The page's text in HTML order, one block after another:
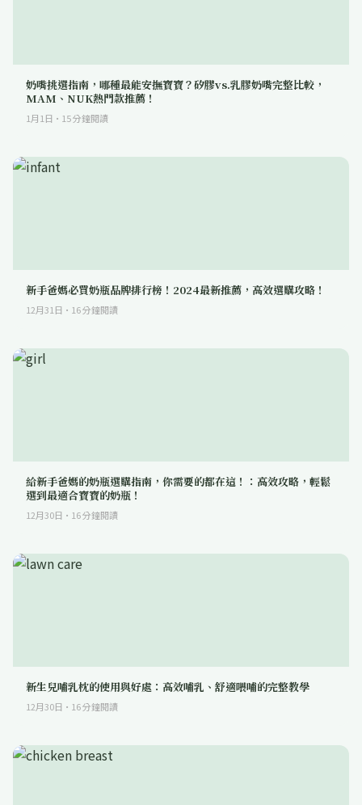
奶嘴挑選指南，哪種最能安撫寶寶？矽膠vs.乳膠奶嘴完整比較，
MAM、NUK熱門款推薦！
1月1日 · 15分鐘閱讀
新手爸媽必買奶瓶品牌排行榜！2024最新推薦，高效選購攻略！
12月31日 · 16分鐘閱讀
給新手爸媽的奶瓶選購指南，你需要的都在這！：高效攻略，輕鬆
選到最適合寶寶的奶瓶！
12月30日 · 16分鐘閱讀
新生兒哺乳枕的使用與好處：高效哺乳、舒適喂哺的完整教學
12月30日 · 16分鐘閱讀